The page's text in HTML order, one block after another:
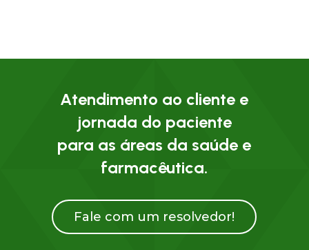
Atendimento ao cliente e
jornada do paciente
para as áreas da saúde e
farmacêutica.
Fale com um resolvedor!